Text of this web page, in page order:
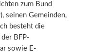
zum Bund
seinen Gemeinden,
besteht die
BFP-
sowie E-